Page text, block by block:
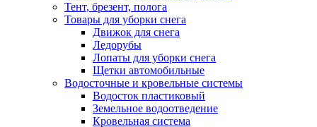
Тент, брезент, полога
Товары для уборки снега
Движок для снега
Ледорубы
Лопаты для уборки снега
Щетки автомобильные
Водосточные и кровельные системы
Водосток пластиковый
Земельное водоотведение
Кровельная система